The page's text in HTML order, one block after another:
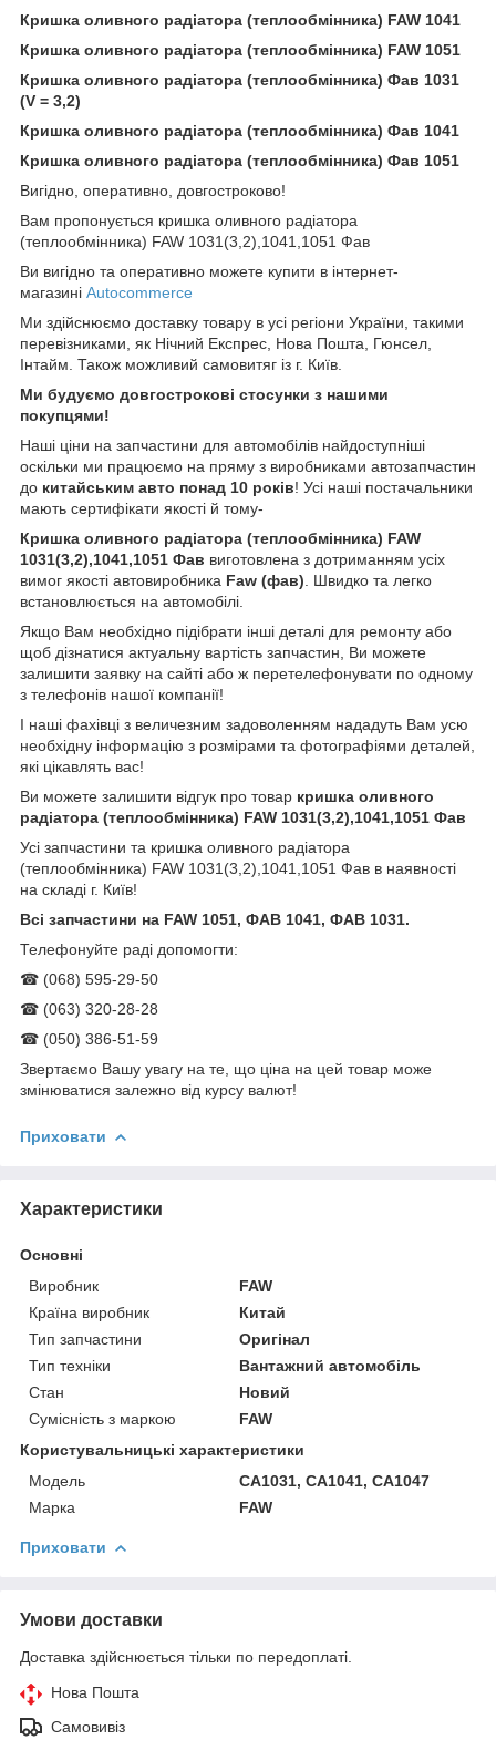
Кришка оливного радіатора (теплообмінника) FAW 1041
Кришка оливного радіатора (теплообмінника) FAW 1051
Кришка оливного радіатора (теплообмінника) Фав 1031
(V = 3,2)
Кришка оливного радіатора (теплообмінника) Фав 1041
Кришка оливного радіатора (теплообмінника) Фав 1051
Вигідно, оперативно, довгостроково!
Вам пропонується кришка оливного радіатора
(теплообмінника) FAW 1031(3,2),1041,1051 Фав
Ви вигідно та оперативно можете купити в інтернет-
магазині Autocommerce
Ми здійснюємо доставку товару в усі регіони України, такими
перевізниками, як Нічний Експрес, Нова Пошта, Гюнсел,
Інтайм. Також можливий самовитяг із г. Київ.
Ми будуємо довгострокові стосунки з нашими
покупцями!
Наші ціни на запчастини для автомобілів найдоступніші
оскільки ми працюємо на пряму з виробниками автозапчастин
до китайським авто понад 10 років! Усі наші постачальники
мають сертифікати якості й тому-
Кришка оливного радіатора (теплообмінника) FAW
1031(3,2),1041,1051 Фав виготовлена з дотриманням усіх
вимог якості автовиробника Faw (фав) . Швидко та легко
встановлюється на автомобілі.
Якщо Вам необхідно підібрати інші деталі для ремонту або
щоб дізнатися актуальну вартість запчастин, Ви можете
залишити заявку на сайті або ж перетелефонувати по одному
з телефонів нашої компанії!
І наші фахівці з величезним задоволенням нададуть Вам усю
необхідну інформацію з розмірами та фотографіями деталей,
які цікавлять вас!
Ви можете залишити відгук про товар кришка оливного
радіатора (теплообмінника) FAW 1031(3,2),1041,1051 Фав
Усі запчастини та кришка оливного радіатора
(теплообмінника) FAW 1031(3,2),1041,1051 Фав в наявності
на складі г. Київ!
Всі запчастини на FAW 1051, ФАВ 1041, ФАВ 1031.
Телефонуйте раді допомогти:
☎ (068) 595-29-50
☎ (063) 320-28-28
☎ (050) 386-51-59
Звертаємо Вашу увагу на те, що ціна на цей товар може
змінюватися залежно від курсу валют!
Приховати
Характеристики
Основні
Виробник
FAW
Країна виробник
Китай
Тип запчастини
Оригінал
Тип техніки
Вантажний автомобіль
Стан
Новий
Сумісність з маркою
FAW
Користувальницькі характеристики
Модель
CA1031, CA1041, CA1047
Марка
FAW
Приховати
Умови доставки
Доставка здійснюється тільки по передоплаті.
Нова Пошта
Самовивіз